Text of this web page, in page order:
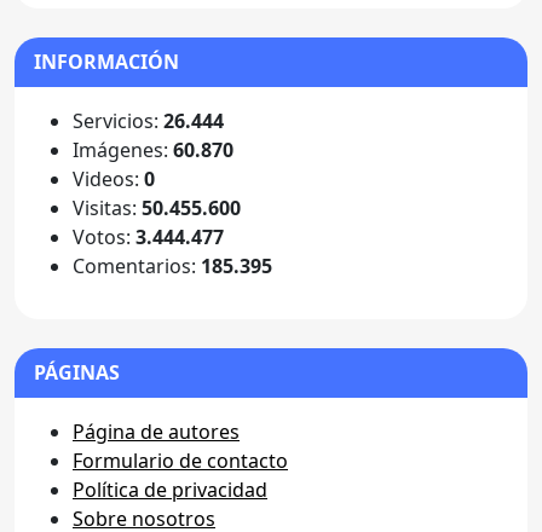
INFORMACIÓN
Servicios: 26.444
Imágenes: 60.870
Videos: 0
Visitas: 50.455.600
Votos: 3.444.477
Comentarios: 185.395
PÁGINAS
Página de autores
Formulario de contacto
Política de privacidad
Sobre nosotros